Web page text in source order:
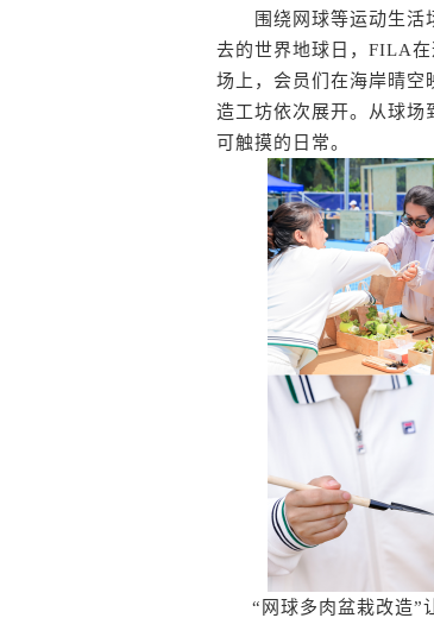
围绕网球等运动生活场
去的世界地球日，FILA在
场上，会员们在海岸晴空
造工坊依次展开。从球场
可触摸的日常。
“网球多肉盆栽改造”